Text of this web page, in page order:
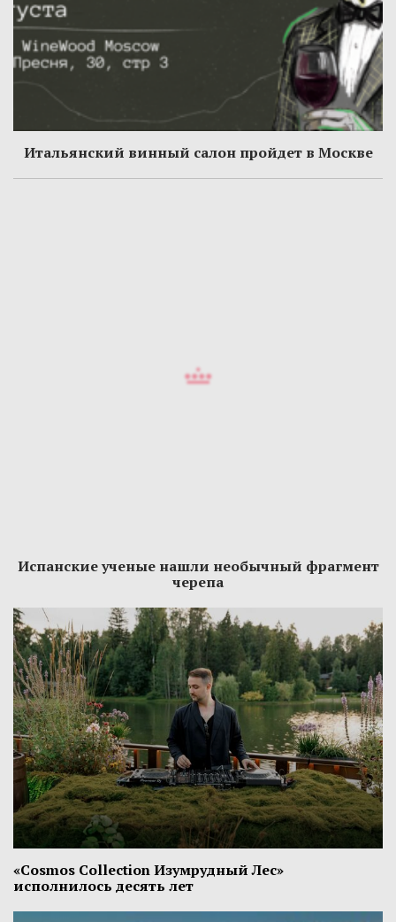
Итальянский винный салон пройдет в Москве
Испанские ученые нашли необычный фрагмент
черепа
«Cosmos Collection Изумрудный Лес»
исполнилось десять лет